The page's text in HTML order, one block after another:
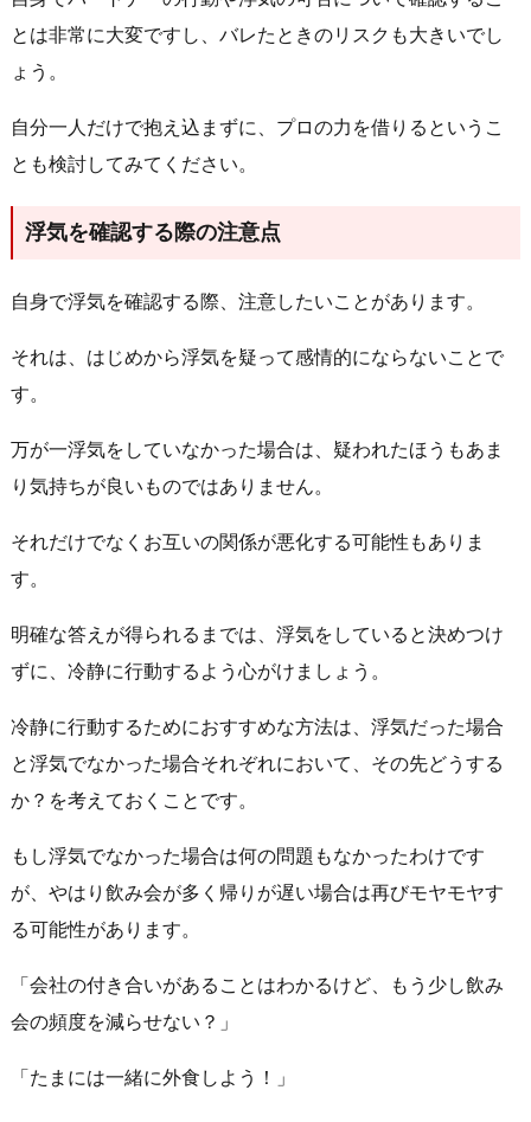
とは非常に大変ですし、バレたときのリスクも大きいでし
ょう。
自分一人だけで抱え込まずに、プロの力を借りるというこ
とも検討してみてください。
浮気を確認する際の注意点
自身で浮気を確認する際、注意したいことがあります。
それは、はじめから浮気を疑って感情的にならないことで
す。
万が一浮気をしていなかった場合は、疑われたほうもあま
り気持ちが良いものではありません。
それだけでなくお互いの関係が悪化する可能性もありま
す。
明確な答えが得られるまでは、浮気をしていると決めつけ
ずに、冷静に行動するよう心がけましょう。
冷静に行動するためにおすすめな方法は、浮気だった場合
と浮気でなかった場合それぞれにおいて、その先どうする
か？を考えておくことです。
もし浮気でなかった場合は何の問題もなかったわけです
が、やはり飲み会が多く帰りが遅い場合は再びモヤモヤす
る可能性があります。
「会社の付き合いがあることはわかるけど、もう少し飲み
会の頻度を減らせない？」
「たまには一緒に外食しよう！」